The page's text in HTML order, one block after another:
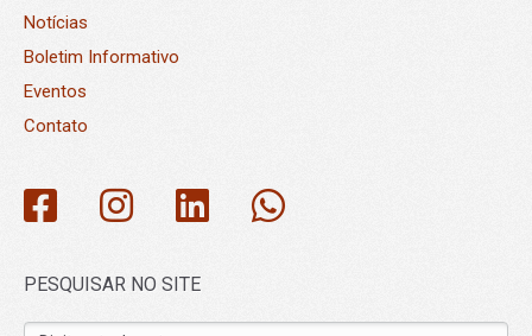
Notícias
Boletim Informativo
Eventos
Contato
PESQUISAR NO SITE